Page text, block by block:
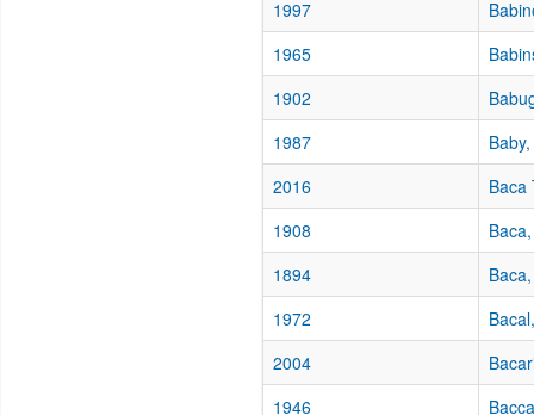
1997
1965
1902
1987
2016
Baca
1908
1894
1972
2004
1946